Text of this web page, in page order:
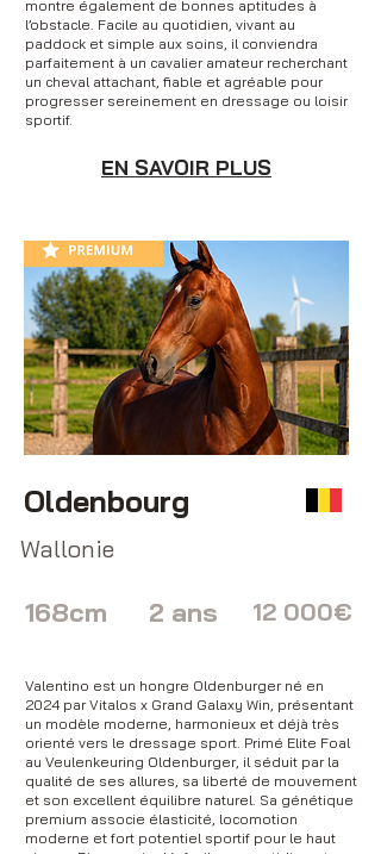
montre également de bonnes aptitudes à
l’obstacle. Facile au quotidien, vivant au
paddock et simple aux soins, il conviendra
parfaitement à un cavalier amateur recherchant
un cheval attachant, fiable et agréable pour
progresser sereinement en dressage ou loisir
sportif.
EN SAVOIR PLUS
Oldenbourg
Wallonie
168cm 2 ans 12 000€
Valentino est un hongre Oldenburger né en
2024 par Vitalos x Grand Galaxy Win, présentant
un modèle moderne, harmonieux et déjà très
orienté vers le dressage sport. Primé Elite Foal
au Veulenkeuring Oldenburger, il séduit par la
qualité de ses allures, sa liberté de mouvement
et son excellent équilibre naturel. Sa génétique
premium associe élasticité, locomotion
moderne et fort potentiel sportif pour le haut